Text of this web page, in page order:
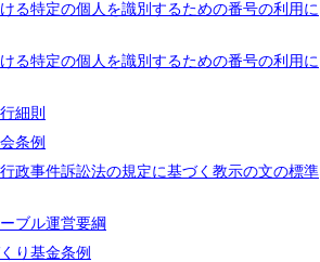
る特定の個人を識別するための番号の利用に
る特定の個人を識別するための番号の利用に
細則
条例
政事件訴訟法の規定に基づく教示の文の標準
ブル運営要綱
り基金条例